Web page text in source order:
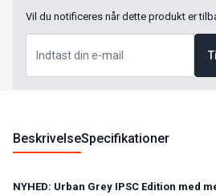
Vil du notificeres når dette produkt er
BeskrivelseSpecifikationer
NYHED: Urban Grey IPSC Edition med